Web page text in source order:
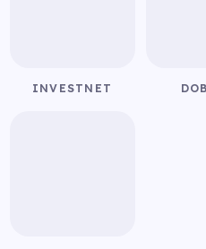
INVESTNET